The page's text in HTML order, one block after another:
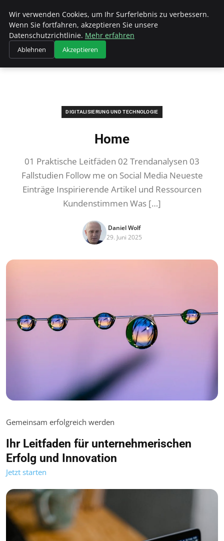
Hellmut Koenigshaus
Startseite Digitalisierung und Technologie
DIGITALISIERUNG UND TECHNOLOGIE
Home
01 Praktische Leitfäden 02 Trendanalysen 03
Fallstudien Follow me on Social Media Neueste
Einträge Inspirierende Artikel und Ressourcen
Kundenstimmen Was […]
Daniel Wolf
29. Juni 2025
Gemeinsam erfolgreich werden
Ihr Leitfaden für unternehmerischen
Erfolg und Innovation
Jetzt starten
Wir verwenden Cookies, um Ihr Surferlebnis zu verbessern.
Wenn Sie fortfahren, akzeptieren Sie unsere
Datenschutzrichtlinie. Mehr erfahren
Ablehnen Akzeptieren